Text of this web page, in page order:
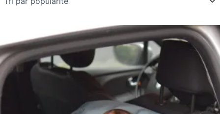
Ce
produit
plusieurs
variations.
Les
options